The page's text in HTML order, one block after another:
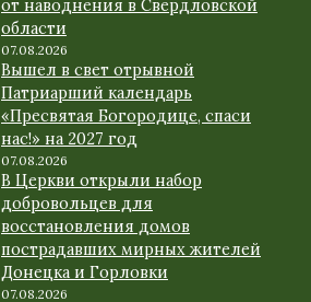
от наводнения в Свердловской
области
07.08.2026
Вышел в свет отрывной
Патриарший календарь
«Пресвятая Богородице, спаси
нас!» на 2027 год
07.08.2026
В Церкви открыли набор
добровольцев для
восстановления домов
пострадавших мирных жителей
Донецка и Горловки
07.08.2026